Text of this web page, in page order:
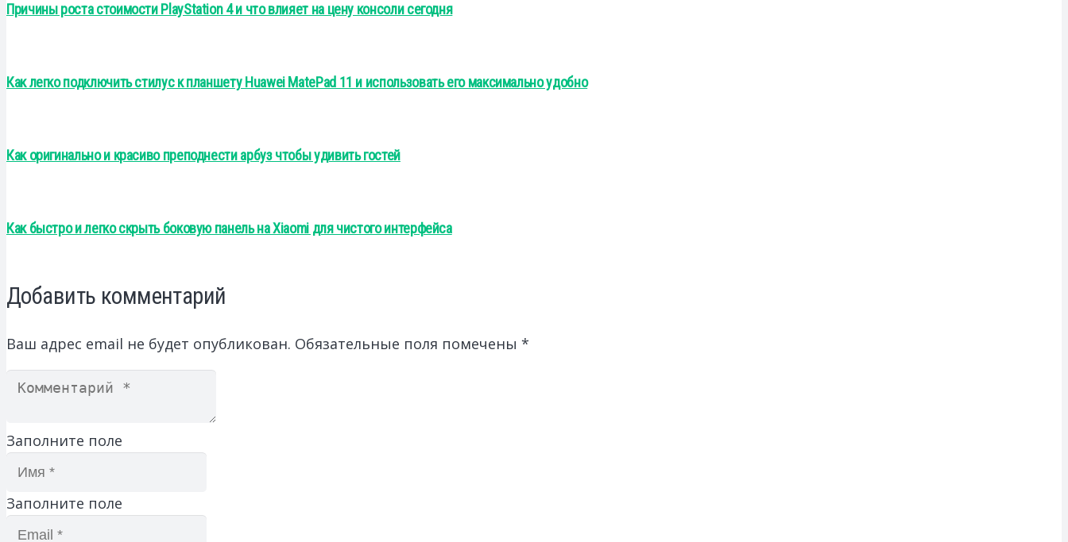
Причины роста стоимости PlayStation 4 и что влияет на цену консоли сегодня
Как легко подключить стилус к планшету Huawei MatePad 11 и использовать его максимально удобно
Как оригинально и красиво преподнести арбуз чтобы удивить гостей
Как быстро и легко скрыть боковую панель на Xiaomi для чистого интерфейса
Добавить комментарий
Ваш адрес email не будет опубликован. Обязательные поля помечены *
Заполните поле
Заполните поле